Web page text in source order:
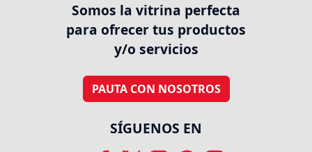
Somos la vitrina perfecta
para ofrecer tus productos
y/o servicios
PAUTA CON NOSOTROS
SÍGUENOS EN